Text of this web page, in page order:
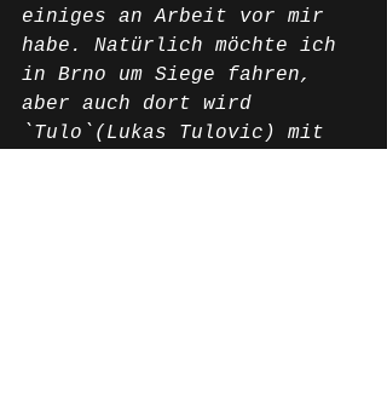
einiges an Arbeit vor mir
habe. Natürlich möchte ich
in Brno um Siege fahren,
aber auch dort wird
`Tulo`(Lukas Tulovic) mit